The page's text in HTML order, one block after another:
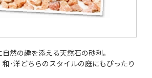
然の趣を添える天然石の砂利。
･洋どちらのスタイルの庭にもぴったり